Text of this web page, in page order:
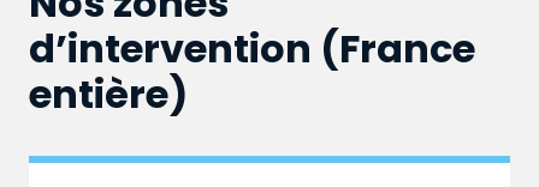
d’intervention (France
entière)